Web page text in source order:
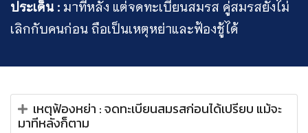
ประเด็น : มาทีหลัง แต่จดทะเบียนสมรส คู่สมรสยังไม่
เลิกกับคนก่อน ถือเป็นเหตุหย่าและฟ้องชู้ได้
เหตุฟ้องหย่า : จดทะเบียนสมรสก่อนได้เปรียบ แม้จะ
มาทีหลังก็ตาม